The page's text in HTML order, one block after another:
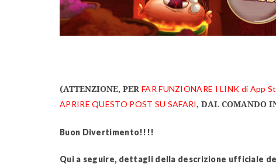
(ATTENZIONE, PER FAR FUNZIONARE I LINK di App
APRIRE QUESTO POST SU SAFARI, DAL COMANDO
Buon Divertimento!!!!
Qui a seguire, dettagli della descrizione ufficiale